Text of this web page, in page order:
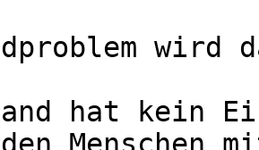
hat kein